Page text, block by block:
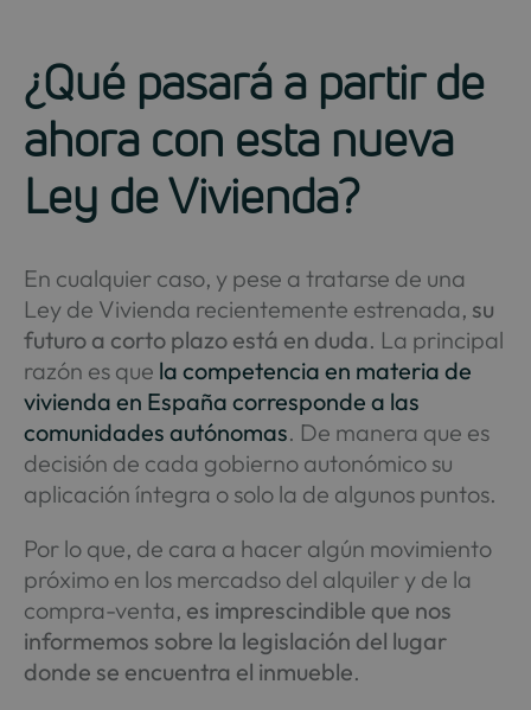
¿Qué pasará a partir de
ahora con esta nueva
Ley de Vivienda?
En cualquier caso, y pese a tratarse de una
Ley de Vivienda recientemente estrenada, su
futuro a corto plazo está en duda. La principal
razón es que la competencia en materia de
vivienda en España corresponde a las
comunidades autónomas. De manera que es
decisión de cada gobierno autonómico su
aplicación íntegra o solo la de algunos puntos.
Por lo que, de cara a hacer algún movimiento
próximo en los mercadso del alquiler y de la
compra-venta, es imprescindible que nos
informemos sobre la legislación del lugar
donde se encuentra el inmueble.